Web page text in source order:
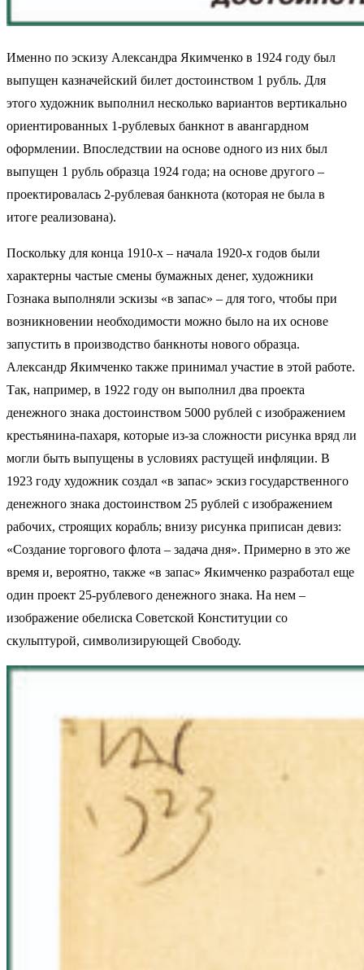
Именно по эскизу Александра Якимченко в 1924 году был
выпущен казначейский билет достоинством 1 рубль. Для
этого художник выполнил несколько вариантов вертикально
ориентированных 1-рублевых банкнот в авангардном
оформлении. Впоследствии на основе одного из них был
выпущен 1 рубль образца 1924 года; на основе другого –
проектировалась 2-рублевая банкнота (которая не была в
итоге реализована).
Поскольку для конца 1910-х – начала 1920-х годов были
характерны частые смены бумажных денег, художники
Гознака выполняли эскизы «в запас» – для того, чтобы при
возникновении необходимости можно было на их основе
запустить в производство банкноты нового образца.
Александр Якимченко также принимал участие в этой работе.
Так, например, в 1922 году он выполнил два проекта
денежного знака достоинством 5000 рублей с изображением
крестьянина-пахаря, которые из-за сложности рисунка вряд ли
могли быть выпущены в условиях растущей инфляции. В
1923 году художник создал «в запас» эскиз государственного
денежного знака достоинством 25 рублей с изображением
рабочих, строящих корабль; внизу рисунка приписан девиз:
«Создание торгового флота – задача дня». Примерно в это же
время и, вероятно, также «в запас» Якимченко разработал еще
один проект 25-рублевого денежного знака. На нем –
изображение обелиска Советской Конституции со
скульптурой, символизирующей Свободу.